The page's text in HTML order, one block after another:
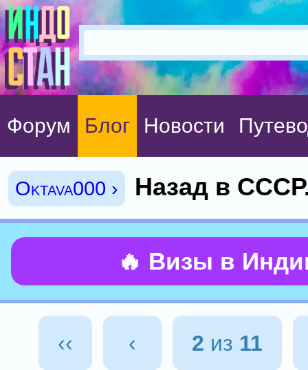
Форум Блог Новости
Oktava000 › Назад в
🔥 Визы в
‹‹ ‹ 2 из 11